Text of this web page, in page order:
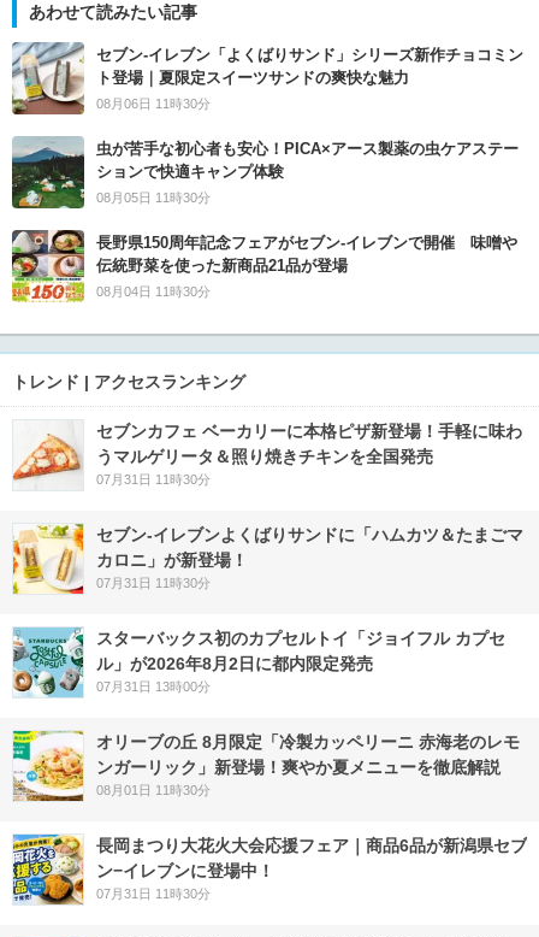
あわせて読みたい記事
セブン‐イレブン「よくばりサンド」シリーズ新作チョコミン
ト登場｜夏限定スイーツサンドの爽快な魅力
08月06日 11時30分
虫が苦手な初心者も安心！PICA×アース製薬の虫ケアステー
ションで快適キャンプ体験
08月05日 11時30分
長野県150周年記念フェアがセブン-イレブンで開催 味噌や
伝統野菜を使った新商品21品が登場
08月04日 11時30分
トレンド | アクセスランキング
セブンカフェ ベーカリーに本格ピザ新登場！手軽に味わ
うマルゲリータ＆照り焼きチキンを全国発売
07月31日 11時30分
セブン‐イレブンよくばりサンドに「ハムカツ＆たまごマ
カロニ」が新登場！
07月31日 11時30分
スターバックス初のカプセルトイ「ジョイフル カプセ
ル」が2026年8月2日に都内限定発売
07月31日 13時00分
オリーブの丘 8月限定「冷製カッペリーニ 赤海老のレモ
ンガーリック」新登場！爽やか夏メニューを徹底解説
08月01日 11時30分
長岡まつり大花火大会応援フェア｜商品6品が新潟県セブ
ン−イレブンに登場中！
07月31日 11時30分